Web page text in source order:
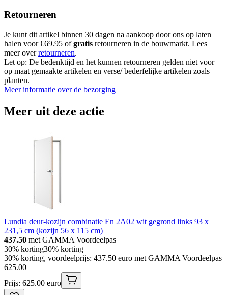
Retourneren
Je kunt dit artikel binnen 30 dagen na aankoop door ons op laten
halen voor €69.95 ofgratis retourneren in de bouwmarkt. Lees
meer overretourneren.
Let op: De bedenktijd en het kunnen retourneren gelden niet voor
op maat gemaakte artikelen en verse/ bederfelijke artikelen zoals
planten.
Meer informatie over de bezorging
Meer uit deze actie
Lundia deur-kozijn combinatie En 2A02 wit gegrond links 93 x
231,5 cm (kozijn 56 x 115 cm)
437.50 met GAMMA Voordeelpas
30% korting30% korting
30% korting, voordeelprijs: 437.50 euro met GAMMA Voordeelpas
625.00
Prijs: 625.00 euro